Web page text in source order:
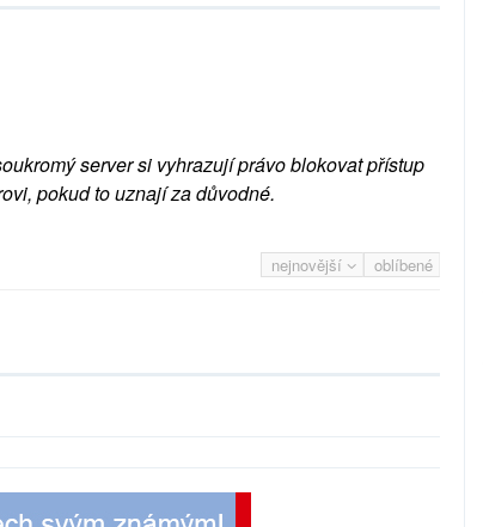
server si vyhrazují právo blokovat přístup
pokud to uznají za důvodné.
nejnovější oblíbené